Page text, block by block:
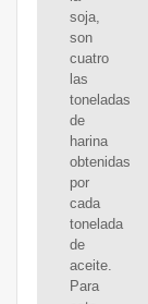
soja,
son
cuatro
las
toneladas
de
harina
obtenidas
por
cada
tonelada
de
aceite.
Para